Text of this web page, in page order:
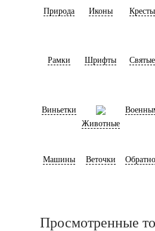
Природа Иконы Кресты
Рамки Шрифты Святые
Виньетки
Животные
Машины Веточки
Просмотренные